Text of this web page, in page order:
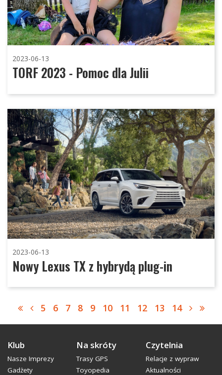
2023-06-13
TORF 2023 - Pomoc dla Julii
2023-06-13
Nowy Lexus TX z hybrydą plug-in
5 6 7 8 9 10 11 12 13 14
Klub
Nasze Imprezy
Gadżety
Na skróty
Trasy GPS
Toyopedia
Czytelnia
Relacje z wypraw
Aktualności